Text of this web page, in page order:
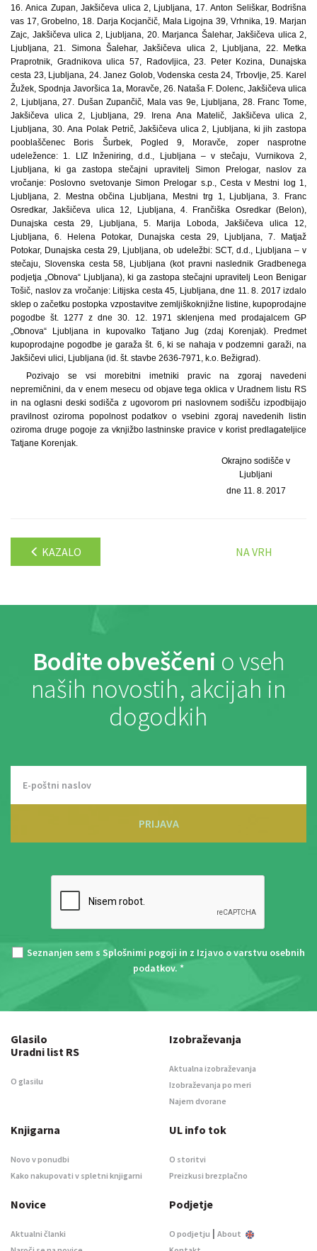
16. Anica Zupan, Jakšičeva ulica 2, Ljubljana, 17. Anton Seliškar, Bodrišna
vas 17, Grobelno, 18. Darja Kocjančič, Mala Ligojna 39, Vrhnika, 19. Marjan
Zajc, Jakšičeva ulica 2, Ljubljana, 20. Marjanca Šalehar, Jakšičeva ulica 2,
Ljubljana, 21. Simona Šalehar, Jakšičeva ulica 2, Ljubljana, 22. Metka
Praprotnik, Gradnikova ulica 57, Radovljica, 23. Peter Kozina, Dunajska
cesta 23, Ljubljana, 24. Janez Golob, Vodenska cesta 24, Trbovlje, 25. Karel
Žužek, Spodnja Javoršica 1a, Moravče, 26. Nataša F. Dolenc, Jakšičeva ulica
2, Ljubljana, 27. Dušan Zupančič, Mala vas 9e, Ljubljana, 28. Franc Tome,
Jakšičeva ulica 2, Ljubljana, 29. Irena Ana Matelič, Jakšičeva ulica 2,
Ljubljana, 30. Ana Polak Petrič, Jakšičeva ulica 2, Ljubljana, ki jih zastopa
pooblaščenec Boris Šurbek, Pogled 9, Moravče, zoper nasprotne
udeležence: 1. LIZ Inženiring, d.d., Ljubljana – v stečaju, Vurnikova 2,
Ljubljana, ki ga zastopa stečajni upravitelj Simon Prelogar, naslov za
vročanje: Poslovno svetovanje Simon Prelogar s.p., Cesta v Mestni log 1,
Ljubljana, 2. Mestna občina Ljubljana, Mestni trg 1, Ljubljana, 3. Franc
Osredkar, Jakšičeva ulica 12, Ljubljana, 4. Frančiška Osredkar (Belon),
Dunajska cesta 29, Ljubljana, 5. Marija Loboda, Jakšičeva ulica 12,
Ljubljana, 6. Helena Potokar, Dunajska cesta 29, Ljubljana, 7. Matjaž
Potokar, Dunajska cesta 29, Ljubljana, ob udeležbi: SCT, d.d., Ljubljana – v
stečaju, Slovenska cesta 58, Ljubljana (kot pravni naslednik Gradbenega
podjetja „Obnova“ Ljubljana), ki ga zastopa stečajni upravitelj Leon Benigar
Tošič, naslov za vročanje: Litijska cesta 45, Ljubljana, dne 11. 8. 2017 izdalo
sklep o začetku postopka vzpostavitve zemljiškoknjižne listine, kupoprodajne
pogodbe št. 1277 z dne 30. 12. 1971 sklenjena med prodajalcem GP
„Obnova“ Ljubljana in kupovalko Tatjano Jug (zdaj Korenjak). Predmet
kupoprodajne pogodbe je garaža št. 6, ki se nahaja v podzemni garaži, na
Jakšičevi ulici, Ljubljana (id. št. stavbe 2636-7971, k.o. Bežigrad).
Pozivajo se vsi morebitni imetniki pravic na zgoraj navedeni
nepremičnini, da v enem mesecu od objave tega oklica v Uradnem listu RS
in na oglasni deski sodišča z ugovorom pri naslovnem sodišču izpodbijajo
pravilnost oziroma popolnost podatkov o vsebini zgoraj navedenih listin
oziroma druge pogoje za vknjižbo lastninske pravice v korist predlagateljice
Tatjane Korenjak.
Okrajno sodišče v
Ljubljani
dne 11. 8. 2017
KAZALO NA VRH
Bodite obveščeni o vseh
naših novostih, akcijah in
dogodkih
PRIJAVA
Seznanjen sem s Splošnimi pogoji in z Izjavo o varstvu osebnih
podatkov. *
Glasilo
Uradni list RS
O glasilu
Izobraževanja
Aktualna izobraževanja
Izobraževanja po meri
Najem dvorane
Knjigarna
Novo v ponudbi
Kako nakupovati v spletni knjigarni
UL info tok
O storitvi
Preizkusi brezplačno
Novice
Aktualni članki
Podjetje
O podjetju | About